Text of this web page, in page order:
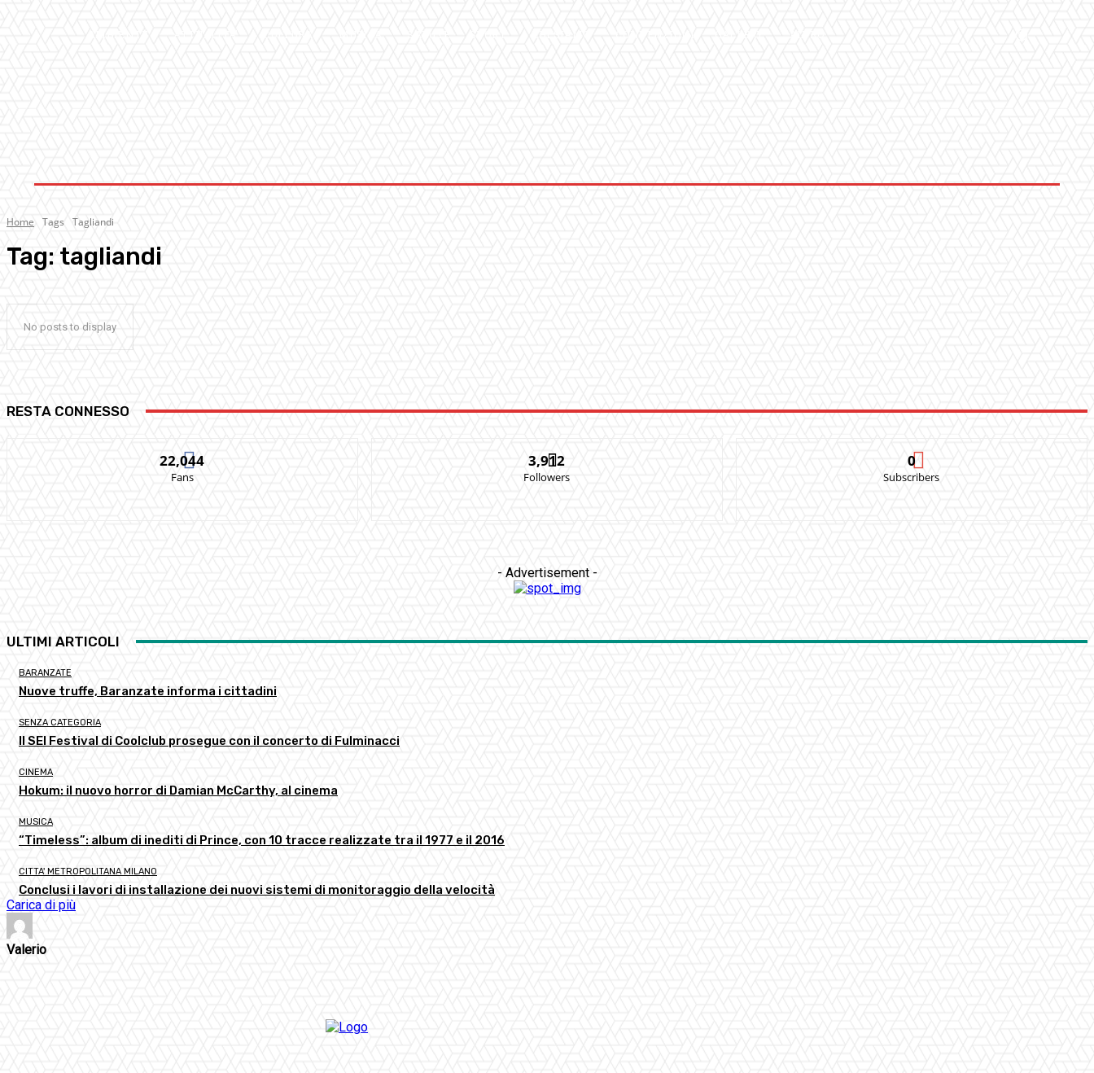
Home Tags Tagliandi
Tag: tagliandi
No posts to display
RESTA CONNESSO
22,044
Fans
3,912
Followers
0
Subscribers
- Advertisement -
ULTIMI ARTICOLI
BARANZATE
Nuove truffe, Baranzate informa i cittadini
SENZA CATEGORIA
Il SEI Festival di Coolclub prosegue con il concerto di Fulminacci
CINEMA
Hokum: il nuovo horror di Damian McCarthy, al cinema
MUSICA
“Timeless”: album di inediti di Prince, con 10 tracce realizzate tra il 1977 e il 2016
CITTA' METROPOLITANA MILANO
Conclusi i lavori di installazione dei nuovi sistemi di monitoraggio della velocità
Carica di più
Valerio